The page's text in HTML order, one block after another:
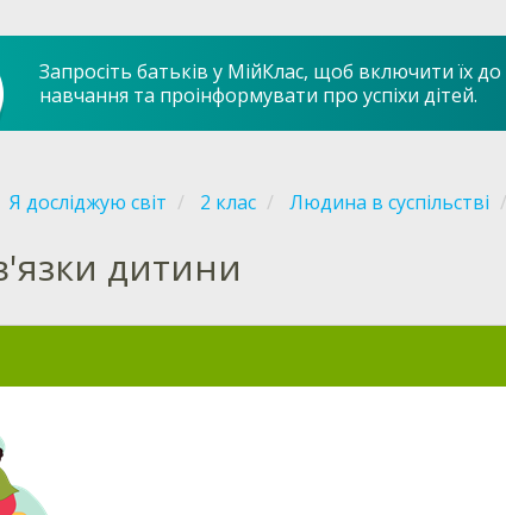
Запросіть батьків у МійКлас, щоб включити їх
навчання та проінформувати про успіхи дітей.
Я досліджую світ 2 клас Людина в суспільстві
дитини